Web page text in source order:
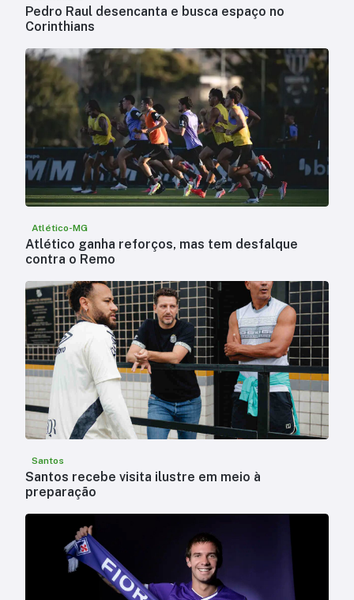
Pedro Raul desencanta e busca espaço no
Corinthians
Atlético-MG
Atlético ganha reforços, mas tem desfalque
contra o Remo
Santos
Santos recebe visita ilustre em meio à
preparação